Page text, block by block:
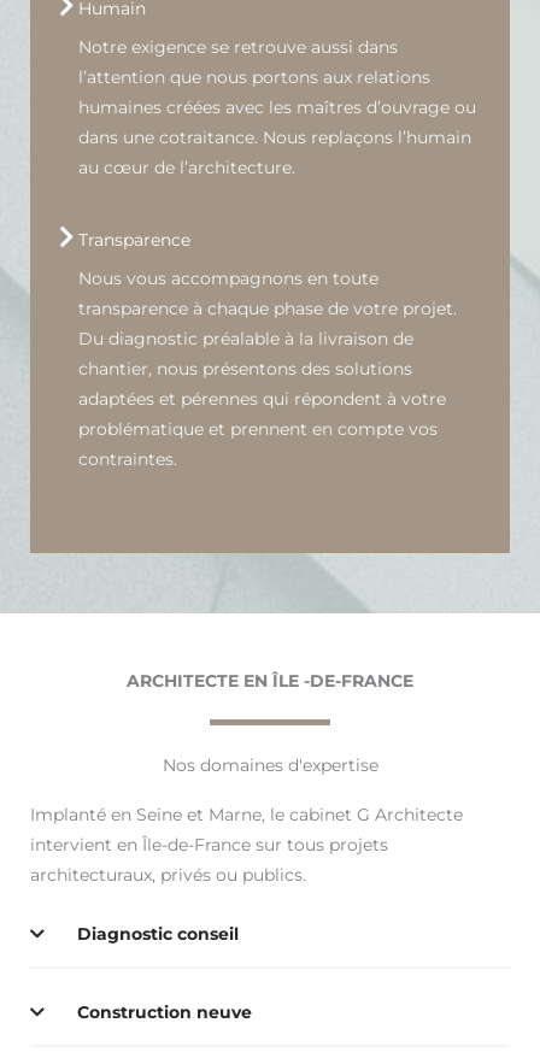
Humain
Notre exigence se retrouve aussi dans
l’attention que nous portons aux relations
humaines créées avec les maîtres d’ouvrage ou
dans une cotraitance. Nous replaçons l’humain
au cœur de l’architecture.
Transparence
Nous vous accompagnons en toute
transparence à chaque phase de votre projet.
Du diagnostic préalable à la livraison de
chantier, nous présentons des solutions
adaptées et pérennes qui répondent à votre
problématique et prennent en compte vos
contraintes.
ARCHITECTE EN ÎLE -DE-FRANCE
Nos domaines d'expertise
Implanté en Seine et Marne, le cabinet G Architecte
intervient en Île-de-France sur tous projets
architecturaux, privés ou publics.
Diagnostic conseil
Construction neuve